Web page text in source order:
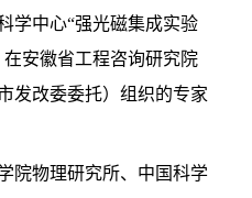
学中心“强光磁集成实验
安徽省工程咨询研究院
发改委委托）组织的专家
院物理研究所、中国科学